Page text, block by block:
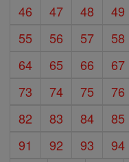
46
47 48 49
55
56 57 58
64
65 66 67
73
74 75 76
82
83 84 85
91
92 93 94